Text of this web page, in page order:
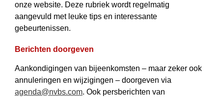
onze website. Deze rubriek wordt regelmatig
aangevuld met leuke tips en interessante
gebeurtenissen.
Berichten doorgeven
Aankondigingen van bijeenkomsten – maar zeker ook
annuleringen en wijzigingen – doorgeven via
agenda@nvbs.com. Ook persberichten van